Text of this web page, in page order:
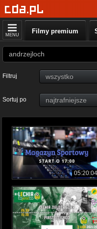
MENU Filmy premium
Filtruj
Sortuj po
05:20:04